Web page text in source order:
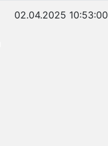
02.04.2025 10:53:00